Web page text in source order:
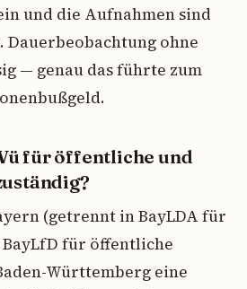
und die Aufnahmen sind
Dauerbeobachtung ohne
— genau das führte zum
für öffentliche und
(getrennt in BayLDA für
für öffentliche
Württemberg eine